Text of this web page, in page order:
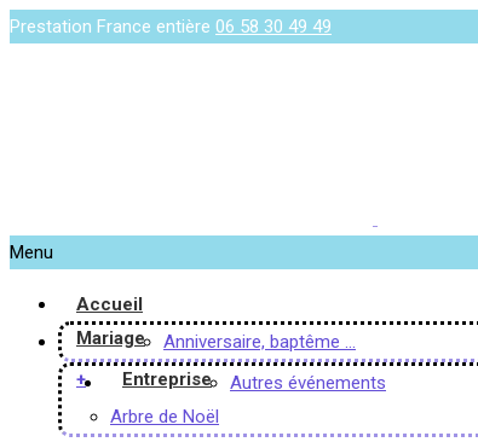
Prestation France entière 06 58 30 49 49
Menu
Accueil
Mariage
Anniversaire, baptême …
+
Entreprise
Autres événements
Arbre de Noël